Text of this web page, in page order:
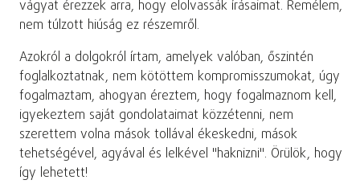
vágyat érezzek arra, hogy elolvassák írásaimat. Remélem,
nem túlzott hiúság ez részemről.
Azokról a dolgokról írtam, amelyek valóban, őszintén
foglalkoztatnak, nem kötöttem kompromisszumokat, úgy
fogalmaztam, ahogyan éreztem, hogy fogalmaznom kell,
igyekeztem saját gondolataimat közzétenni, nem
szerettem volna mások tollával ékeskedni, mások
tehetségével, agyával és lelkével "haknizni". Örülök, hogy
így lehetett!